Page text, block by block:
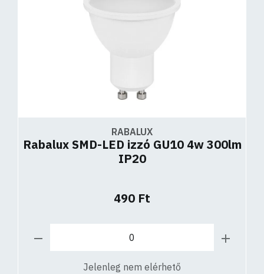
RABALUX
Rabalux SMD-LED izzó GU10 4w 300lm
IP20
490 Ft
Jelenleg nem elérhető